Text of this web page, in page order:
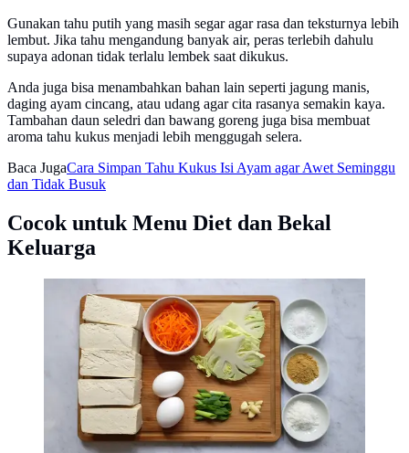
Gunakan tahu putih yang masih segar agar rasa dan teksturnya lebih
lembut. Jika tahu mengandung banyak air, peras terlebih dahulu
supaya adonan tidak terlalu lembek saat dikukus.
Anda juga bisa menambahkan bahan lain seperti jagung manis,
daging ayam cincang, atau udang agar cita rasanya semakin kaya.
Tambahan daun seledri dan bawang goreng juga bisa membuat
aroma tahu kukus menjadi lebih menggugah selera.
Baca JugaCara Simpan Tahu Kukus Isi Ayam agar Awet Seminggu
dan Tidak Busuk
Cocok untuk Menu Diet dan Bekal
Keluarga